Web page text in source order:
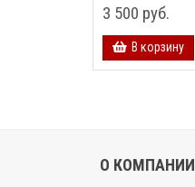
3 500 руб.
В корзину
О КОМПАНИИ